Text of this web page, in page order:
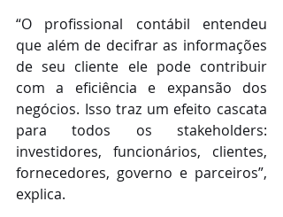
“O profissional contábil entendeu
que além de decifrar as informações
de seu cliente ele pode contribuir
com a eficiência e expansão dos
negócios. Isso traz um efeito cascata
para todos os stakeholders:
investidores, funcionários, clientes,
fornecedores, governo e parceiros”,
explica.